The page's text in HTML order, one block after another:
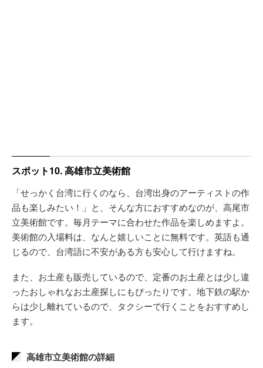
スポット10. 高雄市立美術館
「せっかく台湾に行くのなら、台湾出身のアーティストの作
品も楽しみたい！」と、そんな方におすすめなのが、高尾市
立美術館です。毎月テーマに合わせた作品を楽しめますよ。
美術館の入場料は、なんと嬉しいことに無料です。英語も通
じるので、台湾語に不安がある方も安心して行けますね。
また、お土産も販売しているので、定番のお土産とは少し違
ったおしゃれなお土産探しにもぴったりです。地下鉄の駅か
らは少し離れているので、タクシーで行くことをおすすめし
ます。
高雄市立美術館の詳細